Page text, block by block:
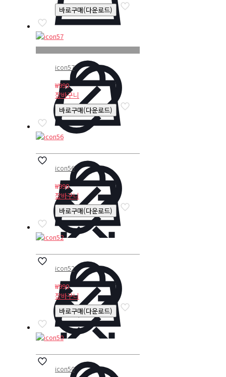
바로구매(다운로드)
icon57
₩990
장바구니
바로구매(다운로드)
icon56
₩990
장바구니
바로구매(다운로드)
icon52
₩990
장바구니
바로구매(다운로드)
icon50